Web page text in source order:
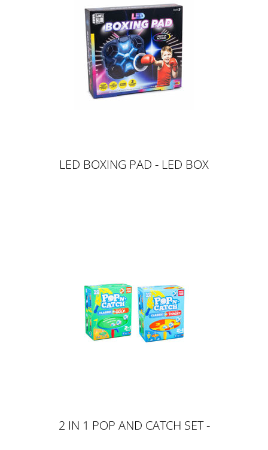
LED BOXING PAD - LED BOX
2 IN 1 POP AND CATCH SET -